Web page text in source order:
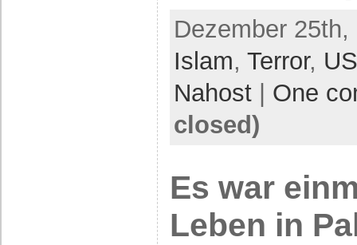
Dezember
Islam, Terror,
Nahost
One
closed)
Es war
Leben in